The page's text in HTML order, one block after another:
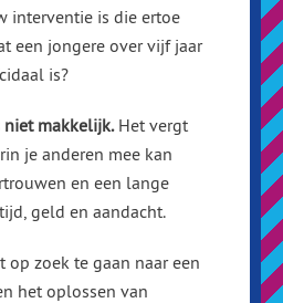
interventie is die ertoe
een jongere over vijf jaar
is?
niet makkelijk.Het vergt
je anderen mee kan
en een lange
geld en aandacht.
zoek te gaan naar een
het oplossen van